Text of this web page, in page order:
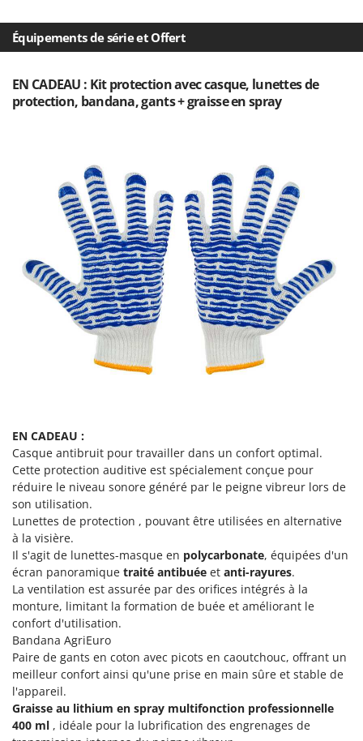
Resto Italia
Ribimex
Ritter
Rossofuoco
Rover Pompe
Royal Food
Ryobi
S.T.P.
Santos
Sbaraglia
Schnitzer
Silky
Simatech
Sirman
Skil
Smartwood
Smeg
Snapper
Solidur
Spice Electronics
Spiralmac
Spring Protezione
Spyro
Stanley
Équipements de série et Offert
EN CADEAU : Kit protection avec casque, lunettes de
protection, bandana, gants + graisse en spray
EN CADEAU :
Casque antibruit pour travailler dans un confort optimal.
Cette protection auditive est spécialement conçue pour
réduire le niveau sonore généré par le peigne vibreur lors de
son utilisation.
Lunettes de protection , pouvant être utilisées en alternative
à la visière.
Il s'agit de lunettes-masque en polycarbonate, équipées d'un
écran panoramique traité antibuée et anti-rayures.
La ventilation est assurée par des orifices intégrés à la
monture, limitant la formation de buée et améliorant le
confort d'utilisation.
Bandana AgriEuro
Paire de gants en coton avec picots en caoutchouc, offrant un
meilleur confort ainsi qu'une prise en main sûre et stable de
l'appareil.
Graisse au lithium en spray multifonction professionnelle
400 ml , idéale pour la lubrification des engrenages de